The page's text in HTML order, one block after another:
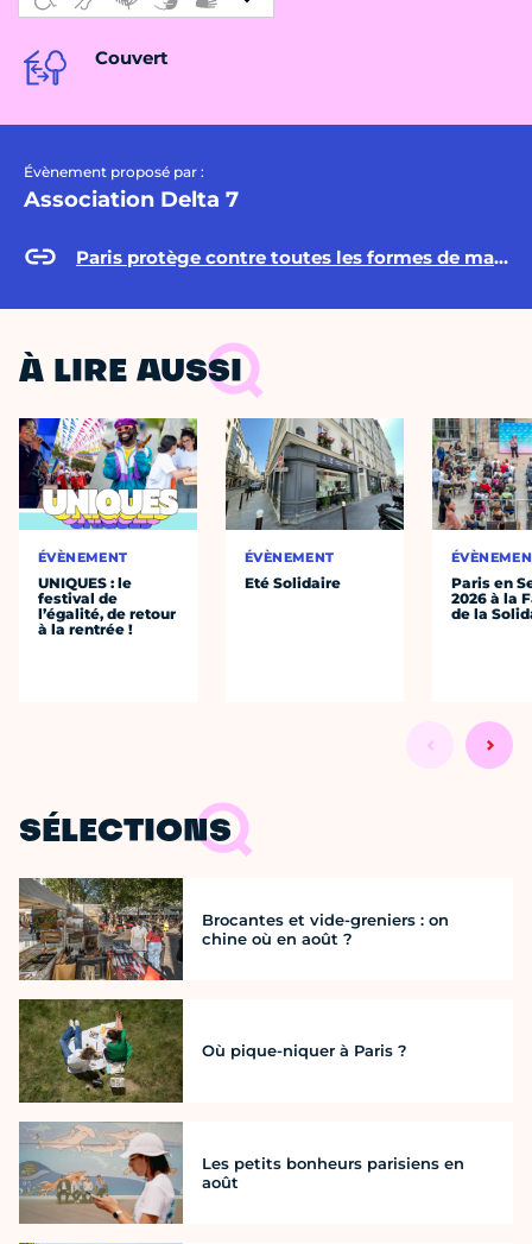
Couvert
Évènement proposé par :
Association Delta 7
Paris protège contre toutes les formes de malveillance, violence et maltraitance
À LIRE AUSSI
ÉVÈNEMENT
UNIQUES : le
festival de
l’égalité, de retour
à la rentrée !
ÉVÈNEMENT
Eté Solidaire
Paris en
2026 à la
de la
SÉLECTIONS
Brocantes et vide-greniers : on
chine où en août ?
Où pique-niquer à Paris ?
Les petits bonheurs parisiens en
août